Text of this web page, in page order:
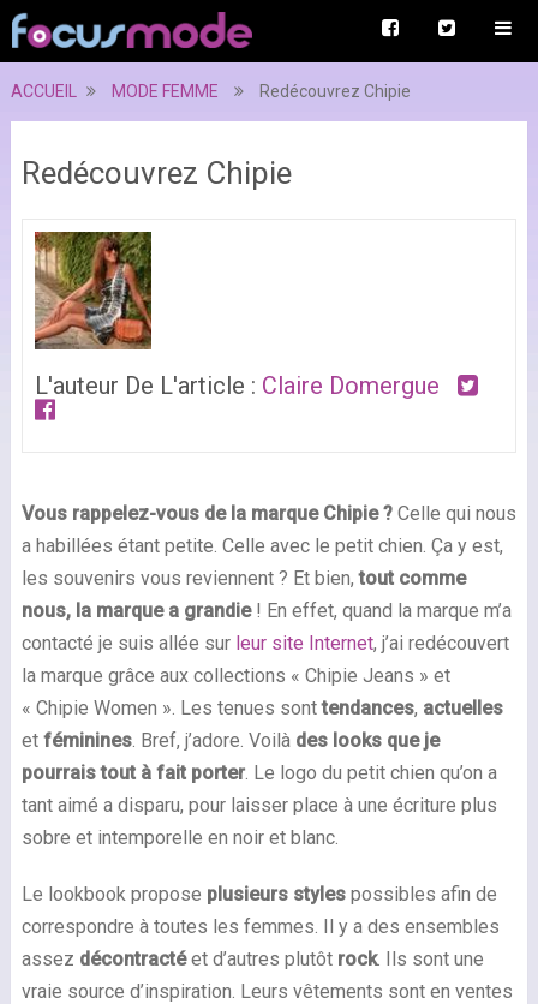
ACCUEIL MODE FEMME Redécouvrez Chipie
Redécouvrez Chipie
L'auteur De L'article : Claire Domergue
Vous rappelez-vous de la marque Chipie ?Celle qui nous
a habillées étant petite. Celle avec le petit chien. Ça y est,
les souvenirs vous reviennent ? Et bien,tout comme
nous, la marque a grandie! En effet, quand la marque m’a
contacté je suis allée sur leur site Internet, j’ai redécouvert
la marque grâce aux collections « Chipie Jeans » et
« Chipie Women ». Les tenues sonttendances, actuelles
et féminines. Bref, j’adore. Voilà des looks que je
pourrais tout à fait porter. Le logo du petit chien qu’on a
tant aimé a disparu, pour laisser place à une écriture plus
sobre et intemporelle en noir et blanc.
Le lookbook propose plusieurs stylespossibles afin de
correspondre à toutes les femmes. Il y a des ensembles
assez décontractéet d’autres plutôt rock. Ils sont une
vraie source d’inspiration. Leurs vêtements sont en ventes